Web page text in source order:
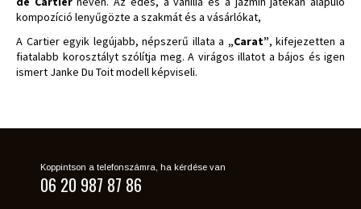
kompozíció lenyűgözte a szakmát és a vásárlókat,
A Cartier egyik legújabb, népszerű illata a „Carat”, kifejezetten a
fiatalabb korosztályt szólítja meg. A virágos illatot a bájos és igen
ismert Janke Du Toit modell képviseli.
Koppintson a telefonszámra, ha kérdése van
06 20 987 87 86